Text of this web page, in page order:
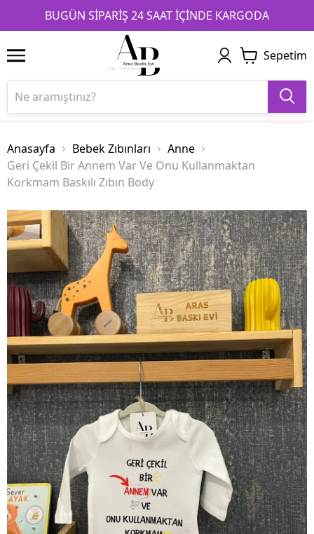
BUGÜN SİPARİŞ 24 SAAT İÇİNDE KARGODA
1 2 3
Sepetim
Anasayfa Bebek Zıbınları
Anne
Geri Çekil Bir Annem Var Ve Onu Kullanmaktan
Korkmam Baskılı Zıbın Body